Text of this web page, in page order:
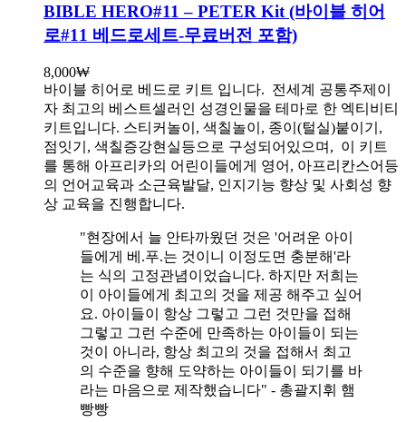
BIBLE HERO#11 – PETER Kit (바이블 히어
로#11 베드로세트-무료버전 포함)
8,000₩
바이블 히어로 베드로 키트 입니다. 전세계 공통주제이
자 최고의 베스트셀러인 성경인물을 테마로 한 엑티비티
키트입니다. 스티커놀이, 색칠놀이, 종이(털실)붙이기,
점잇기, 색칠증강현실등으로 구성되어있으며, 이 키트
를 통해 아프리카의 어린이들에게 영어, 아프리칸스어등
의 언어교육과 소근육발달, 인지기능 향상 및 사회성 향
상 교육을 진행합니다.
"현장에서 늘 안타까웠던 것은 '어려운 아이
들에게 베.푸.는 것이니 이정도면 충분해'라
는 식의 고정관념이었습니다. 하지만 저희는
이 아이들에게 최고의 것을 제공 해주고 싶어
요. 아이들이 항상 그렇고 그런 것만을 접해
그렇고 그런 수준에 만족하는 아이들이 되는
것이 아니라, 항상 최고의 것을 접해서 최고
의 수준을 향해 도약하는 아이들이 되기를 바
라는 마음으로 제작했습니다" - 총괄지휘 햄
빵빵